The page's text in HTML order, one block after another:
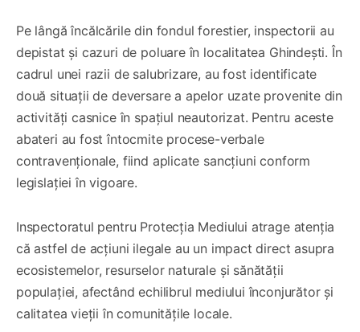
Pe lângă încălcările din fondul forestier, inspectorii au
depistat și cazuri de poluare în localitatea Ghindești. În
cadrul unei razii de salubrizare, au fost identificate
două situații de deversare a apelor uzate provenite din
activități casnice în spațiul neautorizat. Pentru aceste
abateri au fost întocmite procese-verbale
contravenționale, fiind aplicate sancțiuni conform
legislației în vigoare.
Inspectoratul pentru Protecția Mediului atrage atenția
că astfel de acțiuni ilegale au un impact direct asupra
ecosistemelor, resurselor naturale și sănătății
populației, afectând echilibrul mediului înconjurător și
calitatea vieții în comunitățile locale.